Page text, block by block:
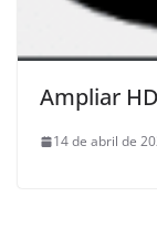
Ampliar
14 de abril de